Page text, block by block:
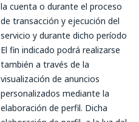
la cuenta o durante el proceso
de transacción y ejecución del
servicio y durante dicho período.
El fin indicado podrá realizarse
también a través de la
visualización de anuncios
personalizados mediante la
elaboración de perfil. Dicha